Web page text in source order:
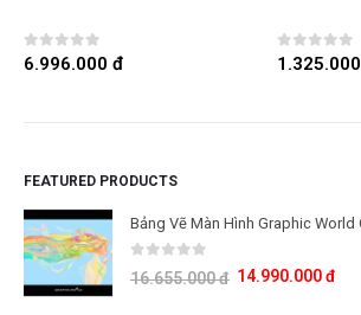
0 out of 5
6.996.000 đ 0 out of 5
1.325.000
FEATURED PRODUCTS
0 out of 5
16.655.000đ 14.990.000đ